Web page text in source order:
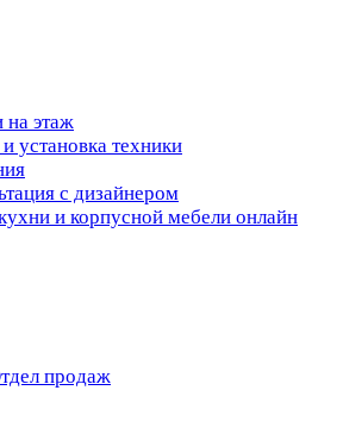
этаж
установка техники
с дизайнером
и корпусной мебели онлайн
продаж